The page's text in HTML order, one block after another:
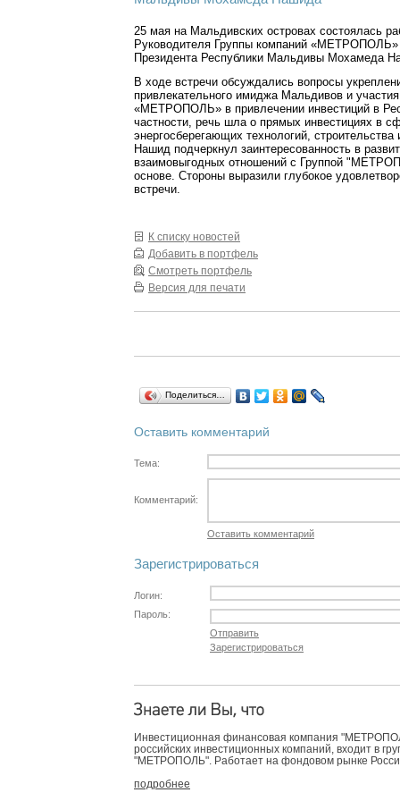
25 мая на Мальдивских островах состоялась
Руководителя Группы компаний
Президента Республики Мальдивы Мохамеда
В ходе встречи обсуждались вопросы
привлекательного имиджа Мальдивов и
«МЕТРОПОЛЬ» в привлечении инвестиций в
частности, речь шла о прямых инвестициях в
энергосберегающих технологий,
Нашид подчеркнул заинтересованность в
взаимовыгодных отношений с Группой
основе. Стороны выразили глубокое
встречи.
К списку новостей
Добавить в портфель
Смотреть портфель
Версия для печати
Поделиться…
Оставить комментарий
Тема:
Комментарий:
Оставить комментарий
Зарегистрироваться
Логин:
Пароль:
Отправить
Зарегистрироваться
Инвестиционная финансовая компания
российских инвестиционных компаний, входит в
"МЕТРОПОЛЬ". Работает на фондовом рынке
подробнее